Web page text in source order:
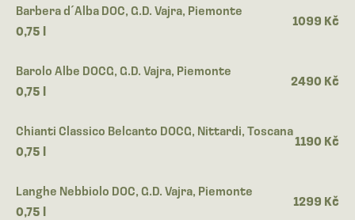
Barbera d´Alba DOC, G.D. Vajra, Piemonte
0,75 l
1099 Kč
Barolo Albe DOCG, G.D. Vajra, Piemonte
0,75 l
2490 Kč
Chianti Classico Belcanto DOCG, Nittardi, Toscana
0,75 l
1190 Kč
Langhe Nebbiolo DOC, G.D. Vajra, Piemonte
0,75 l
1299 Kč